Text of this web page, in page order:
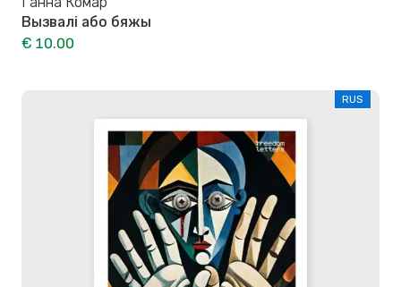
Вызвалi або бяжы
€ 10.00
RUS